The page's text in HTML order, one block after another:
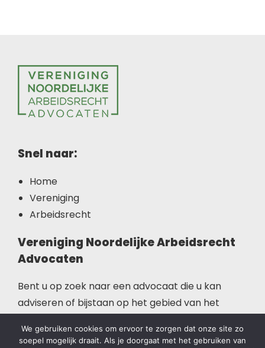
Snel naar:
Home
Vereniging
Arbeidsrecht
Vereniging Noordelijke Arbeidsrecht
Advocaten
Bent u op zoek naar een advocaat die u kan
adviseren of bijstaan op het gebied van het
We gebruiken cookies om ervoor te zorgen dat onze site zo
soepel mogelijk draait. Als je doorgaat met het gebruiken van